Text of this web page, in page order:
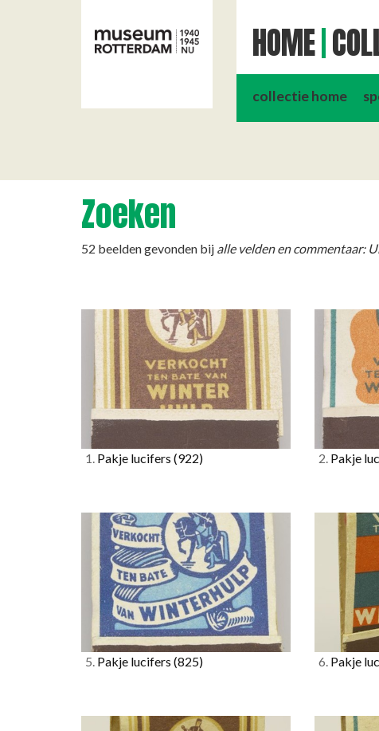
HOME
collectie home
Zoeken
52 beelden gevonden bij alle velden en commentaar:
1. Pakje lucifers (922) 2.Pakje
5. Pakje lucifers (825) 6.Pakje